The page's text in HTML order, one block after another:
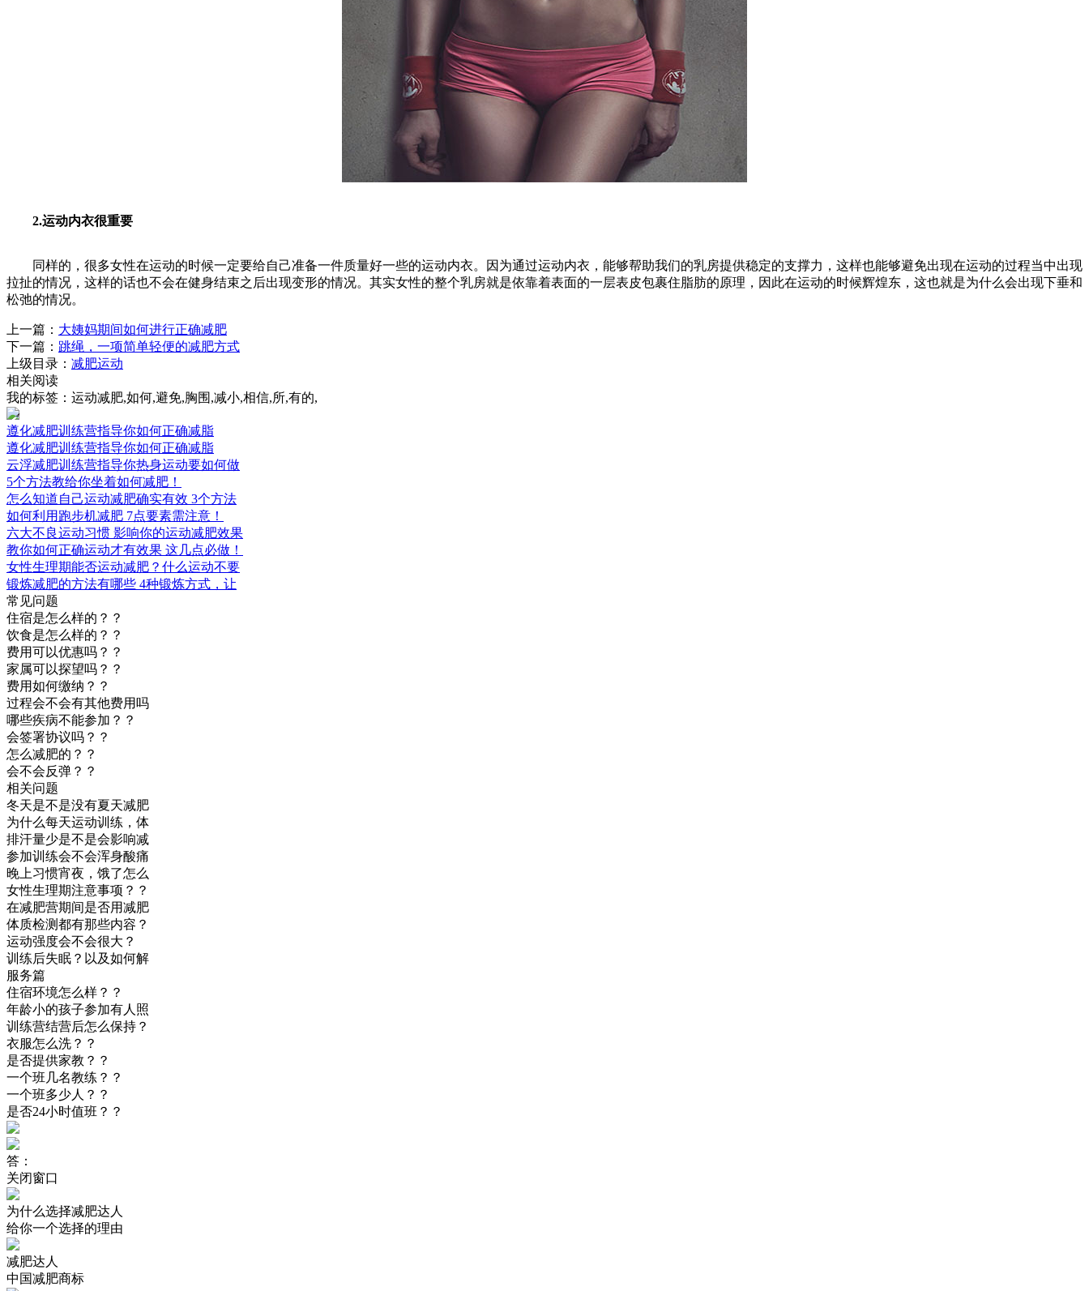
2.运动内衣很重要
同样的，很多女性在运动的时候一定要给自己准备一件质量好一些的运动内衣。因为通过运动内衣，能够帮助我们的乳房提供稳定的支撑力，这样也能够避免出现在运动的过程当中出现
拉扯的情况，这样的话也不会在健身结束之后出现变形的情况。其实女性的整个乳房就是依靠着表面的一层表皮包裹住脂肪的原理，因此在运动的时候辉煌东，这也就是为什么会出现下垂和
松弛的情况。
上一篇： 大姨妈期间如何进行正确减肥
下一篇： 跳绳，一项简单轻便的减肥方式
上级目录： 减肥运动
相关阅读
我的标签：运动减肥,如何,避免,胸围,减小,相信,所,有的,
遵化减肥训练营指导你如何正确减脂
遵化减肥训练营指导你如何正确减脂
云浮减肥训练营指导你热身运动要如何做
5个方法教给你坐着如何减肥！
怎么知道自己运动减肥确实有效 3个方法
如何利用跑步机减肥 7点要素需注意！
六大不良运动习惯 影响你的运动减肥效果
教你如何正确运动才有效果 这几点必做！
女性生理期能否运动减肥？什么运动不要
锻炼减肥的方法有哪些 4种锻炼方式，让
常见问题
住宿是怎么样的？？
饮食是怎么样的？？
费用可以优惠吗？？
家属可以探望吗？？
费用如何缴纳？？
过程会不会有其他费用吗
哪些疾病不能参加？？
会签署协议吗？？
怎么减肥的？？
会不会反弹？？
相关问题
冬天是不是没有夏天减肥
为什么每天运动训练，体
排汗量少是不是会影响减
参加训练会不会浑身酸痛
晚上习惯宵夜，饿了怎么
女性生理期注意事项？？
在减肥营期间是否用减肥
体质检测都有那些内容？
运动强度会不会很大？
训练后失眠？以及如何解
服务篇
住宿环境怎么样？？
年龄小的孩子参加有人照
训练营结营后怎么保持？
衣服怎么洗？？
是否提供家教？？
一个班几名教练？？
一个班多少人？？
是否24小时值班？？
答：
关闭窗口
为什么选择减肥达人
给你一个选择的理由
减肥达人
中国减肥商标